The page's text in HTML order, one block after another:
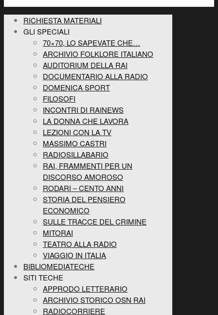
RICHIESTA MATERIALI
GLI SPECIALI
70×70, LO SAPEVATE CHE…
ARCHIVIO FOLKLORE ITALIANO
AUDITORIUM DELLA RAI
DOCUMENTARIO ALLA RADIO
DOMENICA SPORT
FILOSOFI
INCONTRI DI RAINEWS
LA DONNA CHE LAVORA
LEZIONI CON LA TV
MASSIMO CASTRI
RADIOSILLABARIO
RAI, FRAMMENTI PER UN
DISCORSO AMOROSO
RODARI – CENTO ANNI
STORIA DEL PENSIERO
ECONOMICO
SULLE TRACCE DEL CRIMINE
MITORAI
TEATRO ALLA RADIO
VIAGGIO IN ITALIA
BIBLIOMEDIATECHE
SITI TECHE
APPRODO LETTERARIO
ARCHIVIO STORICO OSN RAI
RADIOCORRIERE